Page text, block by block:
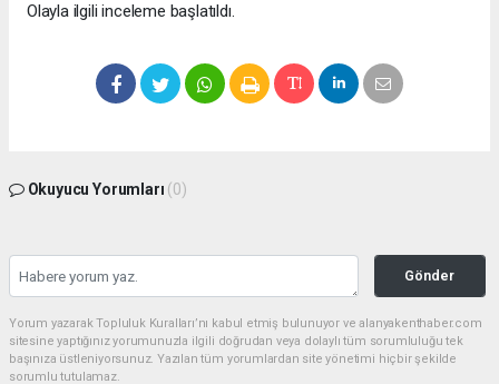
Olayla ilgili inceleme başlatıldı.
Okuyucu Yorumları (0)
Gönder
Yorum yazarak Topluluk Kuralları’nı kabul etmiş bulunuyor ve alanyakenthaber.com
sitesine yaptığınız yorumunuzla ilgili doğrudan veya dolaylı tüm sorumluluğu tek
başınıza üstleniyorsunuz. Yazılan tüm yorumlardan site yönetimi hiçbir şekilde
sorumlu tutulamaz.